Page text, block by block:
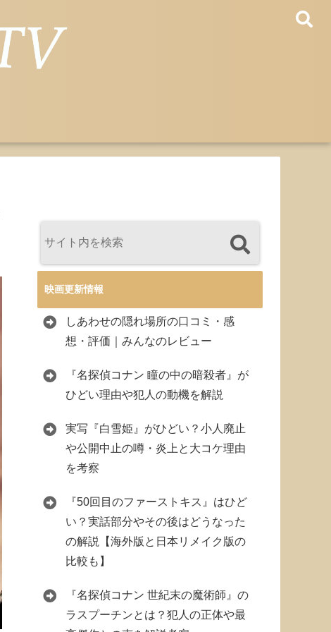
映画更新情報
しあわせの隠れ場所の口コミ・感
想・評価｜みんなのレビュー
『名探偵コナン 瞳の中の暗殺者』が
ひどい理由や犯人の動機を解説
実写『白雪姫』がひどい？小人廃止
や公開中止の噂・炎上と大コケ理由
を考察
『50回目のファーストキス』はひど
い？実話部分やその後はどうなった
の解説【海外版と日本リメイク版の
比較も】
『名探偵コナン 世紀末の魔術師』の
ラスプーチンとは？犯人の正体や最